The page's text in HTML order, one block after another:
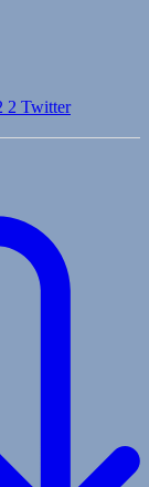
2 Twitter